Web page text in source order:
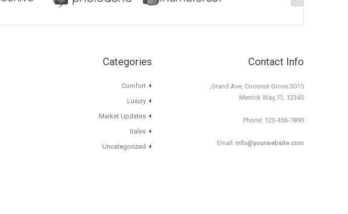
Categories
Comfort
Luxury
Market Updates
Sales
Uncategorized
Contact Info
3015 Grand Ave, Coconut Grove,
Merrick Way, FL 12345
Phone: 123-456-7890
Email: info@yourwebsite.com